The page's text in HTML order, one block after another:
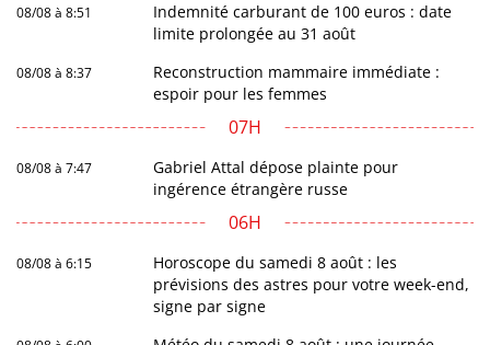
08/08 à 8:51
Indemnité carburant de 100 euros : date
limite prolongée au 31 août
08/08 à 8:37
Reconstruction mammaire immédiate :
espoir pour les femmes
07H
08/08 à 7:47
Gabriel Attal dépose plainte pour
ingérence étrangère russe
06H
08/08 à 6:15
Horoscope du samedi 8 août : les
prévisions des astres pour votre week-end,
signe par signe